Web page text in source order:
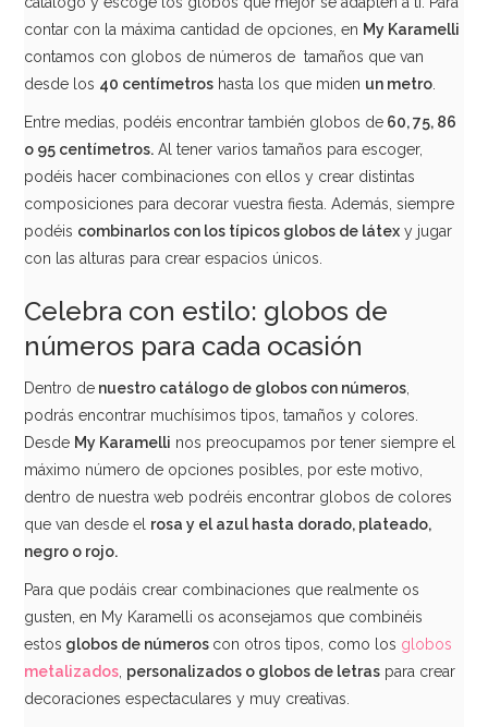
Globo Nº 4 Rosa 83 cm
5,90€
contar con la máxima cantidad de opciones, en My Karamelli
contamos con globos de números de tamaños que van
desde los 40 centímetros hasta los que miden un metro
Entre medias, podéis encontrar también globos de 60, 75, 86
o 95 centímetros. Al tener varios tamaños para escoger,
podéis hacer combinaciones con ellos y crear distintas
composiciones para decorar vuestra fiesta. Además, siempre
podéis combinarlos con los típicos globos de látex y jugar
con las alturas para crear espacios únicos.
Celebra con estilo: globos de
números para cada ocasión
Dentro de nuestro catálogo de globos con números
podrás encontrar muchísimos tipos, tamaños y colores.
Desde My Karamelli nos preocupamos por tener siempre el
máximo número de opciones posibles, por este motivo,
dentro de nuestra web podréis encontrar globos de colores
que van desde el rosa y el azul hasta dorado, plateado,
negro o rojo.
Para que podáis crear combinaciones que realmente os
gusten, en My Karamelli os aconsejamos que combinéis
estos globos de números con otros tipos, como los globos
metalizados personalizados o globos de letras para crear
decoraciones espectaculares y muy creativas.